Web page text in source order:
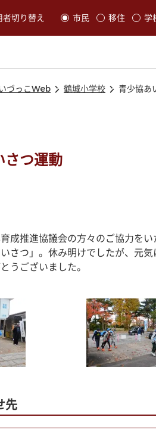
者切り替え
ると利用者の切替が発生します
市民 移住 学
づっこWeb 鶴城小学校 青少協あ
さつ運動
成推進協議会の方々のご協力を
いさつ」。休み明けでしたが、元
うございました。
先